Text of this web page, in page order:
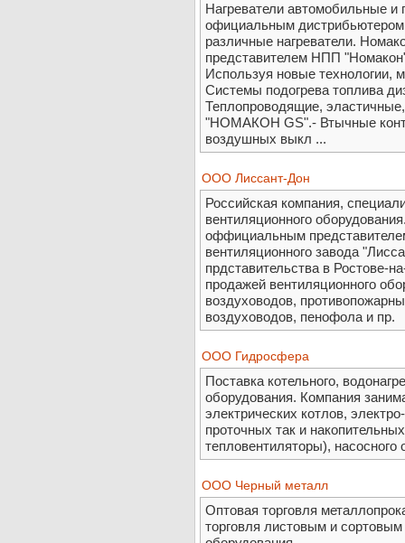
Нагреватели автомобильные
официальным дистрибьютером
различные нагреватели.
представителем НПП
Используя новые технологии,
Системы подогрева топлива
Теплопроводящие,
"НОМАКОН GS".- Втычные
воздушных выкл ...
ООО Лиссант-Дон
Российская компания,
вентиляционного
оффициальным
вентиляционного завода
прдставительства в Ростове-
продажей вентиляционного
воздуховодов,
воздуховодов, пенофола и пр.
ООО Гидросфера
Поставка котельного,
оборудования. Компания
электрических котлов,
проточных так и
тепловентиляторы), насосного
ООО Черный металл
Оптовая торговля
торговля листовым и